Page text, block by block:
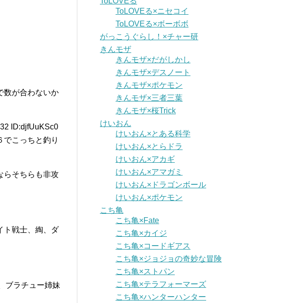
数が合わないか
ID:djfUuKSc0
こっちと釣り
らそちらも非攻
ト戦士、綯、ダ
ブラチュー姉妹
ToLOVEる×ニセコイ
ToLOVEる×ボーボボ
がっこうぐらし！×チャー研
きんモザ
きんモザ×だがしかし
きんモザ×デスノート
きんモザ×ポケモン
きんモザ×三者三葉
きんモザ×桜Trick
けいおん
けいおん×とある科学
けいおん×とらドラ
けいおん×アカギ
けいおん×アマガミ
けいおん×ドラゴンボール
けいおん×ポケモン
こち亀
こち亀×Fate
こち亀×カイジ
こち亀×コードギアス
こち亀×ジョジョの奇妙な冒険
こち亀×ストパン
こち亀×テラフォーマーズ
こち亀×ハンターハンター